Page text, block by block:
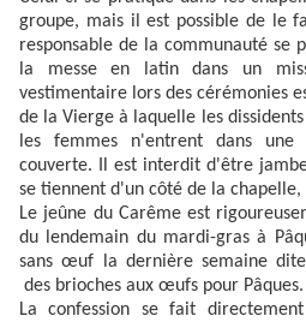
groupe, mais il est possible de le
responsable de la communauté
la messe en latin dans un
vestimentaire lors des cérémonies
de la Vierge à laquelle les
les femmes n'entrent dans
couverte. Il est interdit d'être
se tiennent d'un côté de la
Le jeûne du Carême est
du lendemain du mardi-gras à
sans œuf la dernière semaine dite
des brioches aux œufs pour Pâques.
La confession se fait